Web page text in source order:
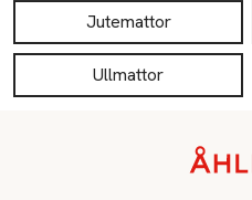
Jutemattor
Ullmattor